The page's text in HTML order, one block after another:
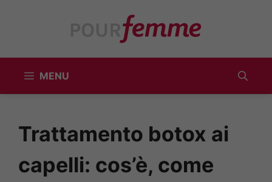
MENU
Trattamento botox ai
capelli: cos’è, come